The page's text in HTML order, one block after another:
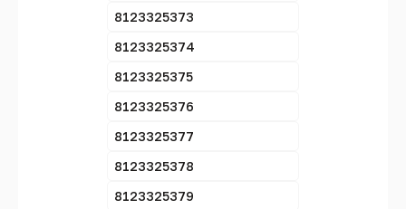
8123325373
8123325374
8123325375
8123325376
8123325377
8123325378
8123325379